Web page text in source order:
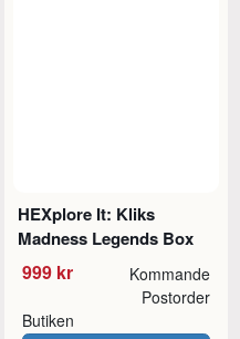
HEXplore It: Kliks
Madness Legends Box
999 kr Kommande
Butiken
Postorder